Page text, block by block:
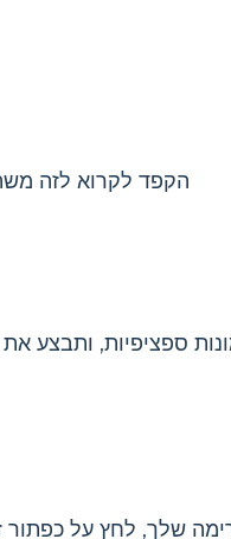
הקפד לקרוא לזה
ספציפיות, ותבצע
שלך, לחץ על כפתור